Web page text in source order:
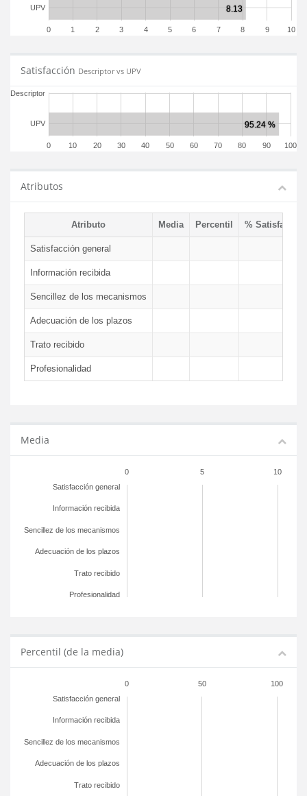
0 1 2 3 4 5 6 7 8 9 10
UPV
Satisfacción Descriptor vs UPV
0 10 20 30 40 50 60 70 80 90 100
UPV
Descriptor
Atributos
Atributo Media Percentil % Satisfacción
Satisfacción general
Información recibida
Sencillez de los mecanismos
Adecuación de los plazos
Trato recibido
Profesionalidad
Media
0 5
10
Satisfacción general
Información recibida
Sencillez de los mecanismos
Adecuación de los plazos
Trato recibido
Profesionalidad
Percentil (de la media)
0 50
100
Satisfacción general
Información recibida
Sencillez de los mecanismos
Adecuación de los plazos
Trato recibido